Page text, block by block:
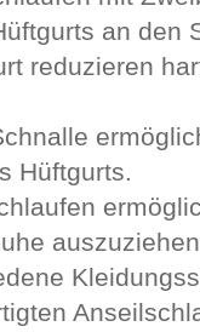
an den
reduzieren
Hüftgurts.